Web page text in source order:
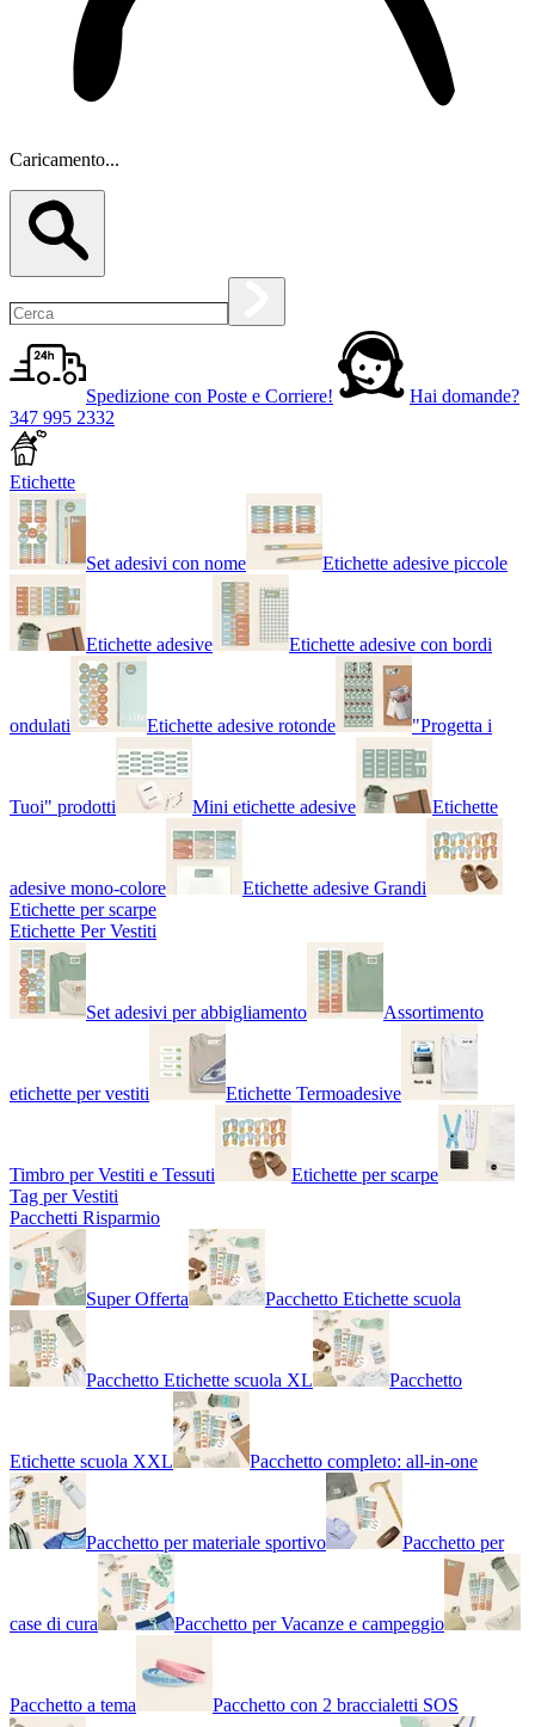
Caricamento...
Spedizione con Poste e Corriere!
Hai domande?
347 995 2332
Etichette
Set adesivi con nome Etichette adesive piccole
Etichette adesive Etichette adesive con bordi
ondulati Etichette adesive rotonde "Progetta i
Tuoi" prodotti Mini etichette adesive Etichette
adesive mono-colore
Etichette adesive Grandi
Etichette per scarpe
Etichette Per Vestiti
Set adesivi per abbigliamento Assortimento
etichette per vestiti Etichette Termoadesive
Timbro per Vestiti e Tessuti
Etichette per scarpe
Tag per Vestiti
Pacchetti Risparmio
Super Offerta Pacchetto Etichette scuola
Pacchetto Etichette scuola XL Pacchetto
Etichette scuola XXL Pacchetto completo: all-in-one
Pacchetto per materiale sportivo Pacchetto per
case di cura Pacchetto per Vacanze e campeggio
Pacchetto a tema Pacchetto con 2 braccialetti SOS